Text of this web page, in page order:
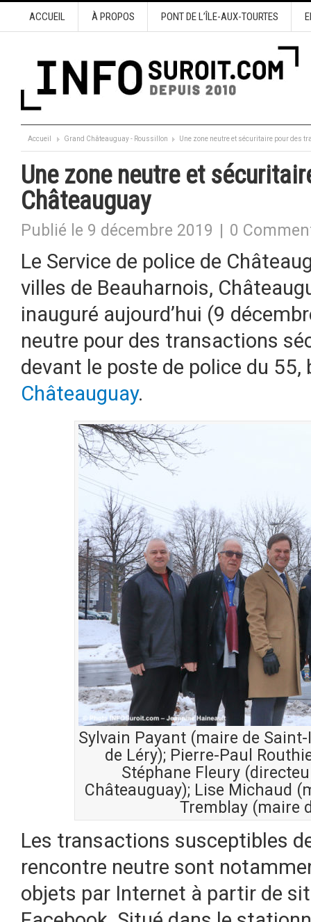
ACCUEIL À PROPOS PONT DE L’ÎLE-AUX-TOURTES
Accueil Grand Châteauguay - Roussillon Une zone neutre et sécuritaire pour des
Une zone neutre et
Châteauguay
Publié le 9 décembre 2019 0
Le Service de police de
villes de Beauharnois,
inauguré aujourd’hui (9
neutre pour des transactions
devant le poste de police du 55,
Châteauguay.
Sylvain Payant (maire de
de Léry); Pierre-Paul
Stéphane Fleury
Châteauguay); Lise Michaud
Tremblay (maire
Les transactions susceptibles
rencontre neutre sont
objets par Internet à partir de